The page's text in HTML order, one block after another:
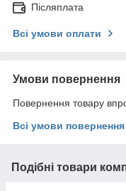
Післяплата
Всі умови оплати
Умови повернення
Повернення товару
Всі умови повернення
Подібні товари